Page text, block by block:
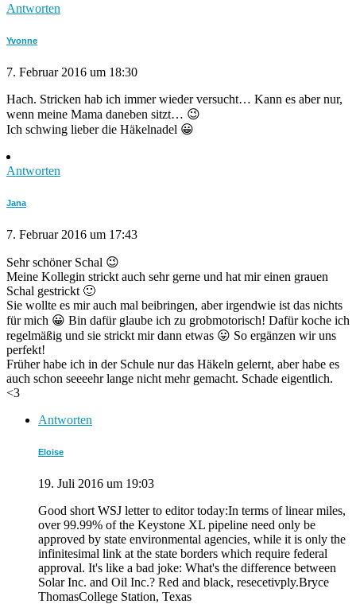
Antworten
Yvonne
7. Februar 2016 um 18:30
Hach. Stricken hab ich immer wieder versucht… Kann es aber nur,
wenn meine Mama daneben sitzt… 😉
Ich schwing lieber die Häkelnadel 😀
Antworten
Jana
7. Februar 2016 um 17:43
Sehr schöner Schal 😉
Meine Kollegin strickt auch sehr gerne und hat mir einen grauen
Schal gestrickt 🙂
Sie wollte es mir auch mal beibringen, aber irgendwie ist das nichts
für mich 😀 Bin dafür glaube ich zu grobmotorisch! Dafür koche ich
regelmäßig und sie strickt mir dann etwas 😛 So ergänzen wir uns
perfekt!
Früher habe ich in der Schule nur das Häkeln gelernt, aber habe es
auch schon seeeehr lange nicht mehr gemacht. Schade eigentlich.
<3
Antworten
Eloise
19. Juli 2016 um 19:03
Good short WSJ letter to editor today:In terms of linear miles,
over 99.99% of the Keystone XL pipeline need only be
approved by state environmental agencies, while it is only the
infinitesimal link at the state borders which require federal
approval. It's like a bad joke: What's the difference between
Solar Inc. and Oil Inc.? Red and black, resecetivply.Bryce
ThomasCollege Station, Texas